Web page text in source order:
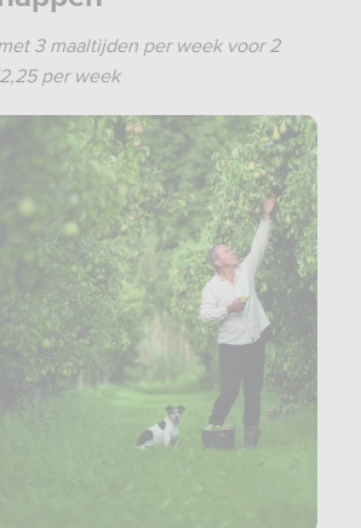
3 maaltijden per week voor 2
per week